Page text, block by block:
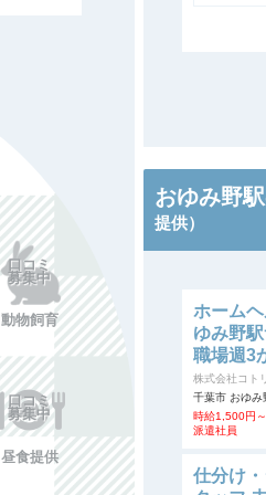
口コミ
募集中
動物飼育
口コミ
募集中
昼食提供
おゆみ野
提供）
ホーム
ゆみ野
職場週3
株式会社コト
千葉市 おゆみ
時給1,500円
派遣社員
仕分け